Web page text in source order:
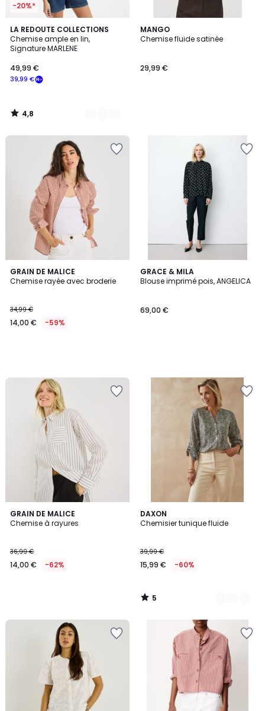
-20%*
LA REDOUTE COLLECTIONS
Chemise ample en lin,
Signature MARLENE
39,99 €
49,99 €
4,8
/ 5
2
Couleurs
4,8
/
MANGO
Chemise fluide satinée
29,99 €
GRAIN DE MALICE
Chemise rayée avec broderie
34,99 €
14,00 € -59%
GRACE & MILA
Blouse imprimé pois, ANGELICA
69,00 €
GRAIN DE MALICE
Chemise à rayures
36,99 €
14,00 € -62%
DAXON
Chemisier tunique fluide
39,99 €
15,99 € -60%
5
/
4
Couleurs
5
/